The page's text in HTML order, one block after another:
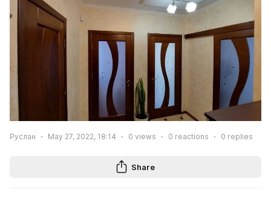
Руслан May 27, 2022, 18:14 0 views 0 reactions 0 replies
Share